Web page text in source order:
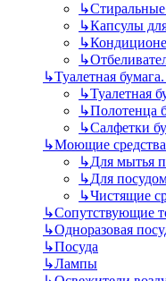
↳
↳Капсулы
↳
↳
↳Туалетная
↳Туалетная
↳Полотенца
↳Салфетки
↳Моющие средства
↳Для мытья
↳Для
↳Чистящие
↳Сопутствующие
↳Одноразовая
↳Посуда
↳Лампы